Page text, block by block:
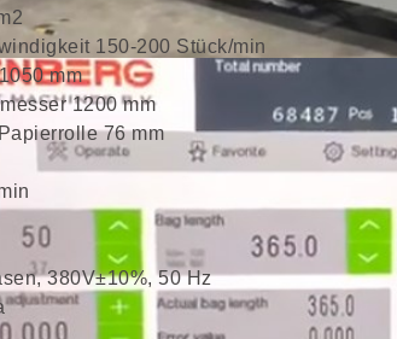
150-200 Stück/min
mm
1200 mm
76 mm
380V±10%, 50 Hz